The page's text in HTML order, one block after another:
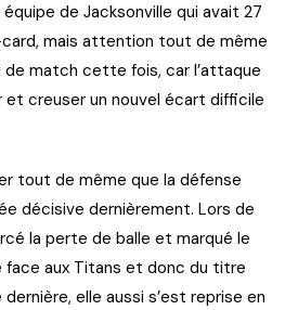
de Jacksonville qui avait 27
mais attention tout de même
match cette fois, car l’attaque
creuser un nouvel écart difficile
tout de même que la défense
décisive dernièrement. Lors de
la perte de balle et marqué le
aux Titans et donc du titre
elle aussi s’est reprise en